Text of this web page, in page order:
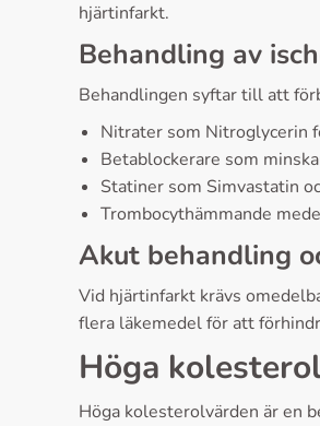
hjärtinfarkt.
Behandling av
Behandlingen syftar till att
Nitrater som Nitroglycerin
Betablockerare som
Statiner som Simvastatin
Trombocythämmande
Akut behandling
Vid hjärtinfarkt krävs
flera läkemedel för att
Höga
Höga kolesterolvärden är en